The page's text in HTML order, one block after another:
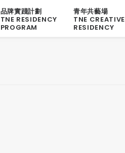
品牌實踐計劃
TNE RESIDENCY
PROGRAM
青年共藝場
TNE CREATIVE
RESIDENCY